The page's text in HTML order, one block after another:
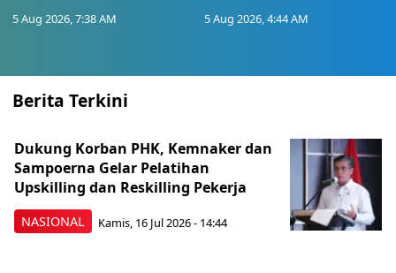
5 Aug 2026, 7:38 AM 5 Aug 2026, 4:44 AM
Berita Terkini
NASIONAL
Dukung Korban PHK, Kemnaker dan
Sampoerna Gelar Pelatihan
Upskilling dan Reskilling Pekerja
Kamis, 16 Jul 2026 - 14:44